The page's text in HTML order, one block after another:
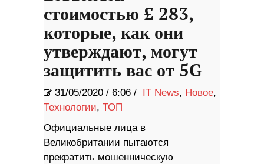
стоимостью £ 283,
которые, как они
утверждают, могут
защитить вас от 5G
31/05/2020 / 6:06 / IT News, Новое,
Технологии, ТОП
Официальные лица в
Великобритании пытаются
прекратить мошенническую